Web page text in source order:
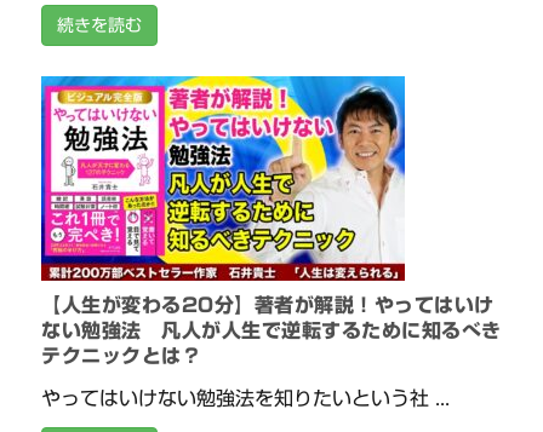
続きを読む
【人生が変わる20分】著者が解説！やってはいけ
ない勉強法 凡人が人生で逆転するために知るべき
テクニックとは？
やってはいけない勉強法を知りたいという社 ...